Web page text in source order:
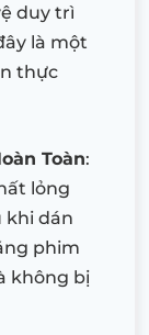
duy trì
là một
thực
Toàn:
lỏng
khi dán
phim
không bị